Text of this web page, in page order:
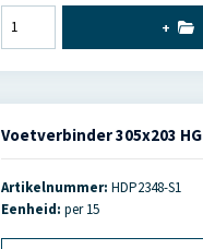
+
Voetverbinder 305x203 HG
Artikelnummer: HDP2348-S1
Eenheid: per 15